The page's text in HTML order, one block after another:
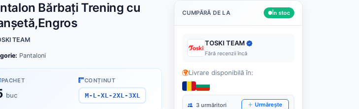
Bărbați Trening cu
TEAM
Pantaloni
PACHET
buc
CONȚINUT
M-L-XL-2XL-3XL
CUMPĂRĂ DE LA În stoc
TOSKI TEAM
Fără recenzii încă
Livrare disponibilă în:
3 urmăritori Urmărește